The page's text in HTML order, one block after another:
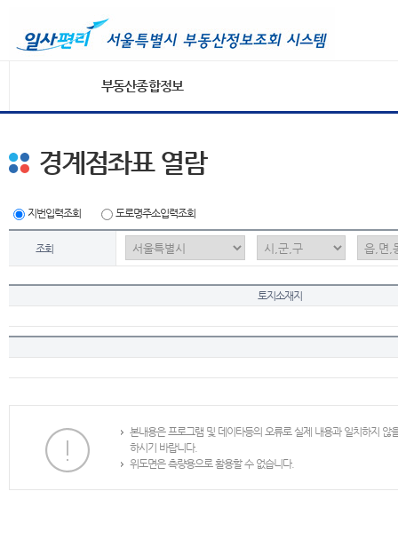
부동산종합정보
경계점좌표 열람
지번입력조회 도로명주소입력조회
조회
토지소재지
본내용은 프로그램 및 데이타등의 오류로 실제 내용과 일치하지
하시기 바랍니다.
위도면은 측량용으로 활용할 수 없습니다.